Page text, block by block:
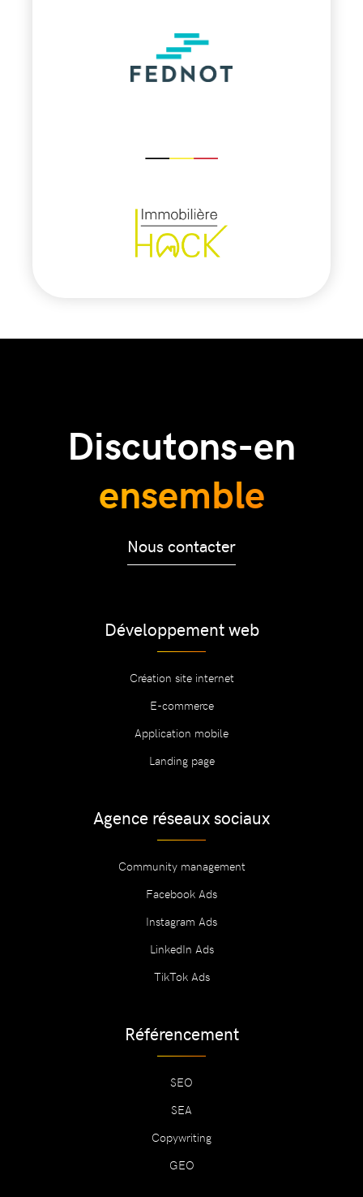
Discutons-en
ensemble
Nous contacter
Développement web
Création site internet
E-commerce
Application mobile
Landing page
Agence réseaux sociaux
Community management
Facebook Ads
Instagram Ads
LinkedIn Ads
TikTok Ads
Référencement
SEO
SEA
Copywriting
GEO